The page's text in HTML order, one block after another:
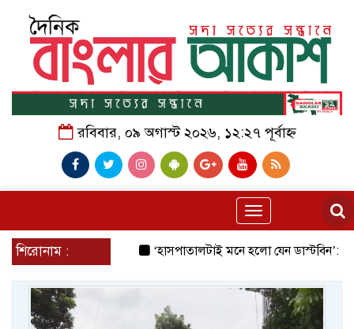
রবিবার, ০৯ অগাস্ট ২০২৬, ১২:২৭ পূর্বাহ্ন
Toggle
navigation
শিরোনাম : ‘হাসপাতালটাই মনে হলো যেন ডাস্টবিন’: